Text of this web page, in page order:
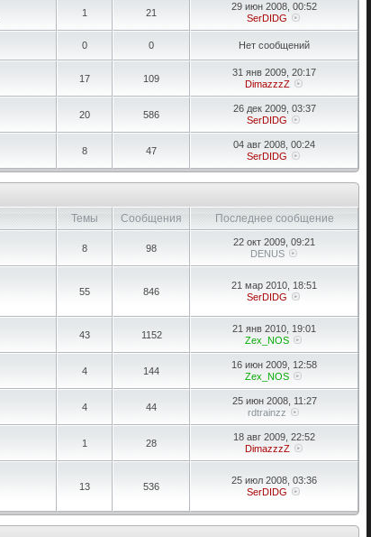
1 21
29 июн 2008, 00:52
SerDIDG
0 0 Нет сообщений
17 109
31 янв 2009, 20:17
DimazzzZ
20 586
26 дек 2009, 03:37
SerDIDG
8 47
04 авг 2008, 00:24
SerDIDG
Темы Сообщения
Последнее сообщение
8 98
22 окт 2009, 09:21
DENUS
55 846
21 мар 2010, 18:51
SerDIDG
43 1152
21 янв 2010, 19:01
Zex_NOS
4 144
16 июн 2009, 12:58
Zex_NOS
4 44
25 июн 2008, 11:27
rdtrainzz
1 28
18 авг 2009, 22:52
DimazzzZ
13 536
25 июл 2008, 03:36
SerDIDG